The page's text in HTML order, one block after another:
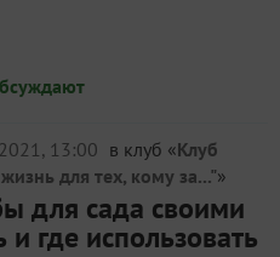
13:00 в клуб «Клуб
для тех, кому за..."»
для сада своими
где использовать